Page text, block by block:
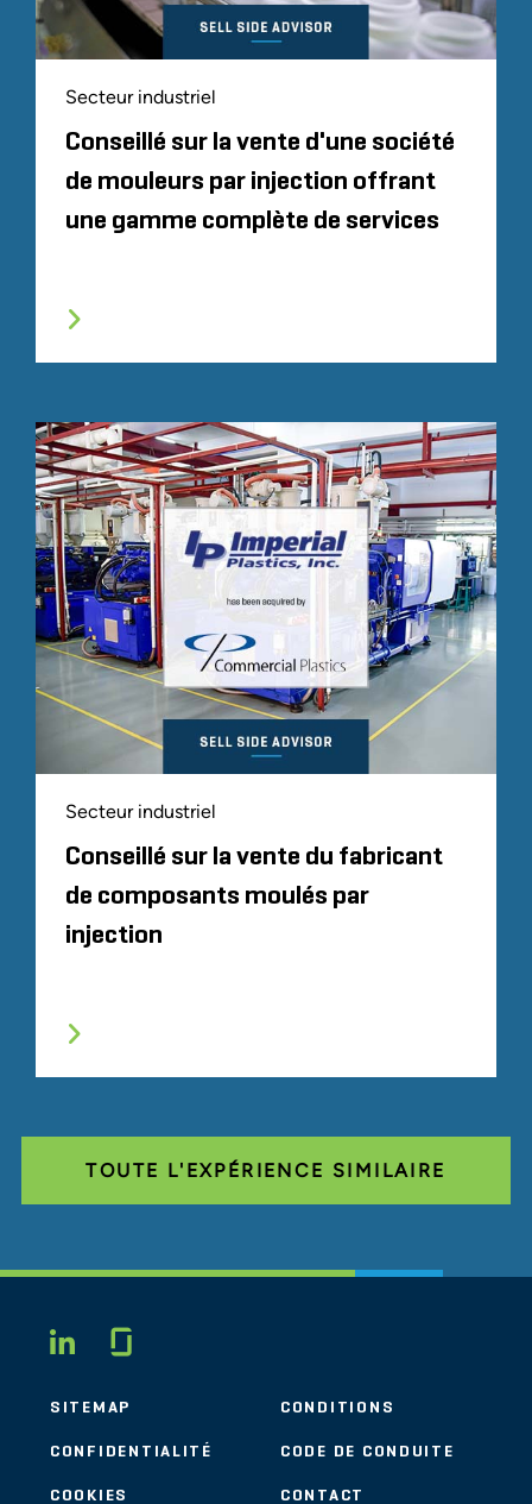
Secteur industriel
Conseillé sur la vente d'une société
de mouleurs par injection offrant
une gamme complète de services
Secteur industriel
Conseillé sur la vente du fabricant
de composants moulés par
injection
TOUTE L'EXPÉRIENCE SIMILAIRE
LINKEDIN
SITEMAP CONDITIONS
CONFIDENTIALITÉ CODE DE CONDUITE
COOKIES CONTACT